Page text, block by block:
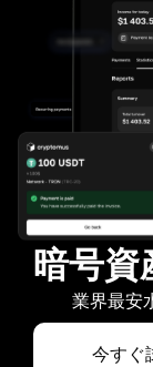
暗号資
業界最安
今すぐ